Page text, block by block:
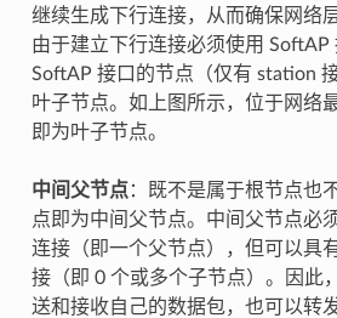
继续生成下行连接，从而确保网络
由于建立下行连接必须使用 SoftAP
SoftAP 接口的节点（仅有 station
叶子节点。如上图所示，位于网络
即为叶子节点。
中间父节点 ：既不是属于根节点也
点即为中间父节点。中间父节点必
连接（即一个父节点），但可以具
接（即 0 个或多个子节点）。因此
送和接收自己的数据包，也可以转